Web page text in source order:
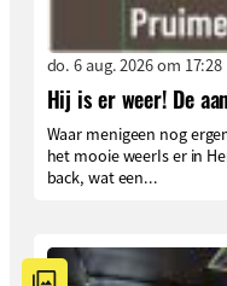
do. 6 aug. 2026 om 17:28
Hij is er weer! De
Waar menigeen nog
het mooie weerIs er in
back, wat een...